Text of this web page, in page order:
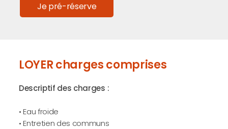
Je pré-réserve
LOYER charges comprises
Descriptif des charges :
• Eau froide
• Entretien des communs